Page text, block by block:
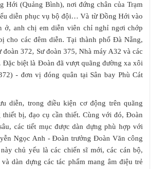
Hới (Quảng Bình), nơi đứng chân của Trạm
diễn phục vụ bộ đội… Và từ Đồng Hới vào
anh chị em diễn viên chỉ nghỉ ngơi chớp
cho các đêm diễn. Tại thành phố Đà Nẵng,
372, Sư đoàn 375, Nhà máy A32 và các
biệt là Đoàn đã vượt quãng đường xa xôi
- đơn vị đóng quân tại Sân bay Phù Cát
diễn, trong điều kiện cơ động trên quãng
bị, đạo cụ cần thiết. Cùng với đó, Đoàn
các tiết mục được dàn dựng phù hợp với
Ngọc Anh - Đoàn trưởng Đoàn Văn công
chủ yếu là các chiến sĩ mới, các cán bộ,
dàn dựng các tác phẩm mang âm điệu trẻ